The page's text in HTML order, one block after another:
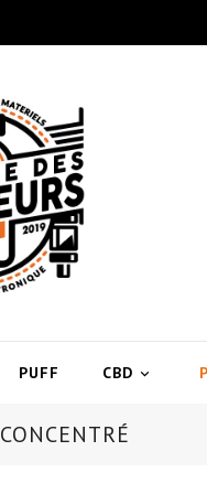
PUFF 
CBD
CONCENTRÉ